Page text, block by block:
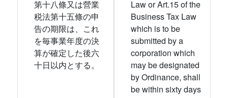
第十八條又は營業
税法第十五條の申
告の期限は、これ
を毎事業年度の決
算が確定した後六
十日以内とする。
Law or Art.15 of the
Business Tax Law
which is to be
submitted by a
corporation which
may be designated
by Ordinance, shall
be within sixty days